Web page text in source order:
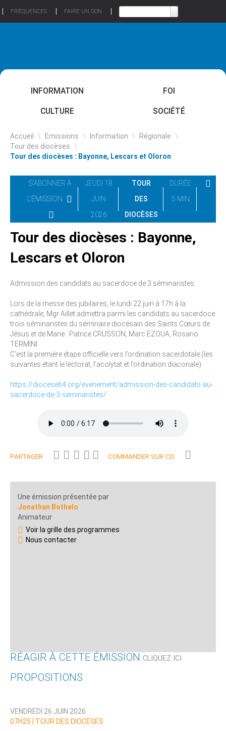
FRÉQUENCES FAIRE UN DON
INFORMATION FOI
CULTURE SOCIÉTÉ
Accueil \ Emissions \ Information \ Régionale \
Tour des diocèses \
Tour des diocèses : Bayonne, Lescars et Oloron
S'ABONNER À
L'ÉMISSION
JEUDI 18
JUIN
2026
TOUR
DES
DIOCÈSES
DURÉE
5 MIN
Tour des diocèses : Bayonne,
Lescars et Oloron
Admission des candidats au sacerdoce de 3 séminaristes
Lors de la messe des jubilaires, le lundi 22 juin à 17h à la
cathédrale, Mgr Aillet admettra parmi les candidats au sacerdoce
trois séminaristes du séminaire diocésain des Saints Cœurs de
Jésus et de Marie : Patrice CRUSSON, Marc EZOUA, Rosario
TERMINI.
C’est la première étape officielle vers l’ordination sacerdotale (les
suivantes étant le lectorat, l’acolytat et l’ordination diaconale).
https://diocese64.org/evenement/admission-des-candidats-au-
sacerdoce-de-3-seminaristes/
PARTAGER COMMANDER SUR CD
Une émission présentée par
Jonathan Bothelo
Animateur
Voir la grille des programmes
Nous contacter
RÉAGIR À CETTE ÉMISSION CLIQUEZ ICI
Nom
PROPOSITIONS
VENDREDI 26 JUIN 2026
07H25 |
TOUR DES DIOCÈSES